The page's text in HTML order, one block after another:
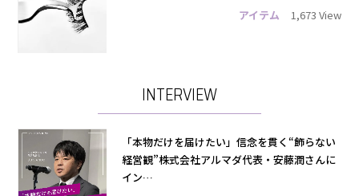
アイテム 1,673 View
INTERVIEW
「本物だけを届けたい」信念を貫く“飾らない
経営観”株式会社アルマダ代表・安藤潤さんに
イン…